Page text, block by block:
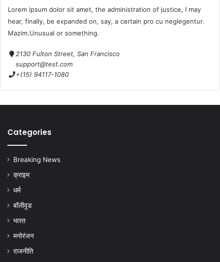
Lorem ipsum dolor sit amet, the administration of justice, I may
hear, finally, be expanded on, say, a certain pro cu neglegentur.
Mazim.Unusual or something.
2130 Fulton Street, San Francisco
support@test.com
+(15) 94117-1080
Categories
Breaking News
क्राइम
धर्म
बॉलीवुड
भारत
मनोरंजन
राजनीति